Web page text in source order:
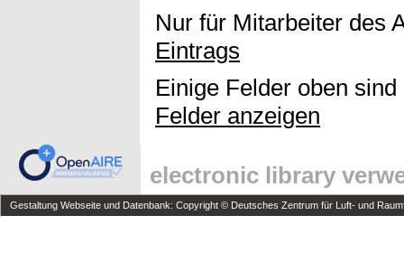
Nur für Mitarbeiter des
Eintrags
Einige Felder oben
Felder anzeigen
electronic library
Gestaltung Webseite und Datenbank: Copyright © Deutsches Zentrum für Luft- und